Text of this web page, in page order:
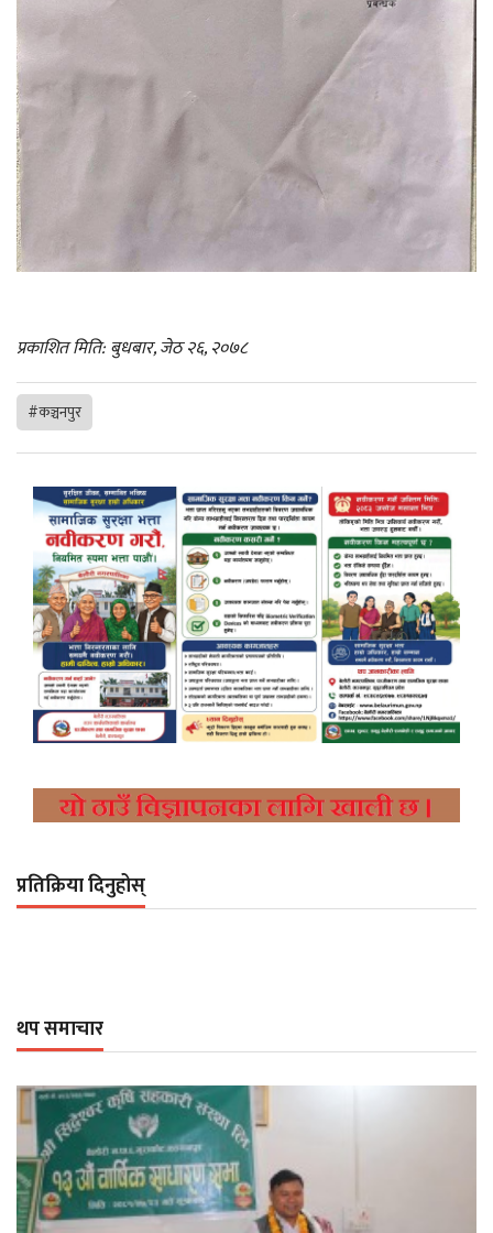
प्रकाशित मिति: बुधबार, जेठ २६, २०७८
#कञ्चनपुर
प्रतिक्रिया दिनुहोस्
थप समाचार